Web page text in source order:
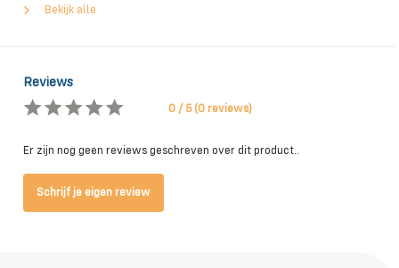
Bekijk alle
Reviews
0 / 5 (0 reviews)
Er zijn nog geen reviews geschreven over dit product..
Schrijf je eigen review